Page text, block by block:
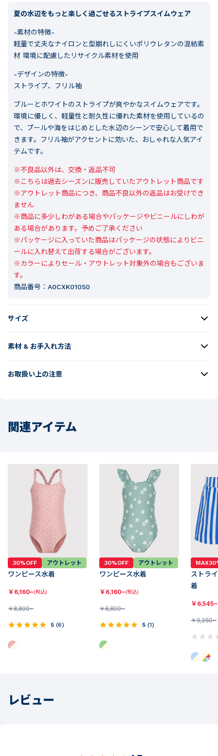
夏の水辺をもっと楽しく過ごせるストライプスイムウェア
-素材の特徴-
軽量で丈夫なナイロンと型崩れしにくいポリウレタンの混紡素
材 環境に配慮したリサイクル素材を使用
-デザインの特徴-
ストライプ、フリル袖
ブルーとホワイトのストライプが爽やかなスイムウェアです。
環境に優しく、軽量性と耐久性に優れた素材を使用しているの
で、プールや海をはじめとした水辺のシーンで安心して着用で
きます。フリル袖がアクセントに効いた、おしゃれな人気アイ
テムです。
※不良品以外は、交換・返品不可
※こちらは過去シーズンに販売していたアウトレット商品です
※アウトレット商品につき、商品不良以外の返品はお受けでき
ません
※商品に多少しわがある場合やパッケージやビニールにしわが
ある場合があります。予めご了承ください
※パッケージに入っていた商品はパッケージの状態によりビニ
ールに入れ替えて出荷する場合がございます。
※カラーによりセール・アウトレット対象外の場合もございま
す。
商品番号： A0CXK01050
サイズ
素材 & お手入れ方法
お取扱い上の注意
関連アイテム
30%OFF アウトレット
ワンピース水着
￥ 6,160~(税込)
￥8,800~
5 (6)
30%OFF アウトレット
ワンピース水着
￥ 6,160~(税込)
￥8,800~
5 (1)
ストラ
着
￥ 6,545~
￥9,350~
レビュー